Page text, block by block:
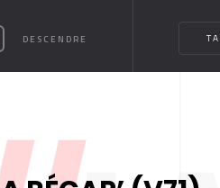
DESCENDRE